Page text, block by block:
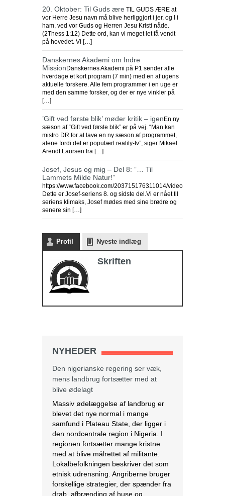
20. Oktober: Til Guds ære TIL GUDS ÆRE at
vor Herre Jesu navn må blive herliggjort i jer, og I i
ham, ved vor Guds og Herren Jesu Kristi nåde.
(2Thess 1:12) Dette ord, kan vi meget let få vendt
på hovedet. Vi […]
Danskernes Akademi om Indre
Mission Danskernes Akademi på P1 sender alle
hverdage et kort program (7 min) med en af ugens
aktuelle forskere. Alle fem programmer i en uge er
med den samme forsker, og der er nye vinkler på
[…]
’Gift ved første blik’ møder kritik – igen En ny
sæson af “Gift ved første blik” er på vej. “Man kan
mistro DR for at lave en ny sæson af programmet,
alene fordi det er populært reality-tv”, siger Mikael
Arendt Laursen fra […]
Josef, Jesus og mig – Del 8: ”… Til
Lammets Milde Natur!”
https://www.facebook.com/203715176311014/videos/
Dette er Josef-seriens 8. og sidste del.Vi er nået til
seriens klimaks, Josef mødes med sine brødre og
senere sin […]
Profil Nyeste indlæg
Skriften
NYHEDER
Den nigerianske regering ser væk,
mens landbrug fortsætter med at
blive ødelagt
Massiv ødelæggelse af landbrug er
blevet det nye normal i mange
samfund i Plateau State, der ligger i
den nordcentrale region i Nigeria. I
regionen fortsætter mange kristne
med at blive målrettet af militante.
Lokalbefolkningen beskriver det som
etnisk udrensning. Angriberne bruger
forskellige strategier, der spænder fra
drab, afbrænding af huse og